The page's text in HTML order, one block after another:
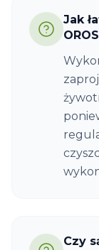
Jak
Czy